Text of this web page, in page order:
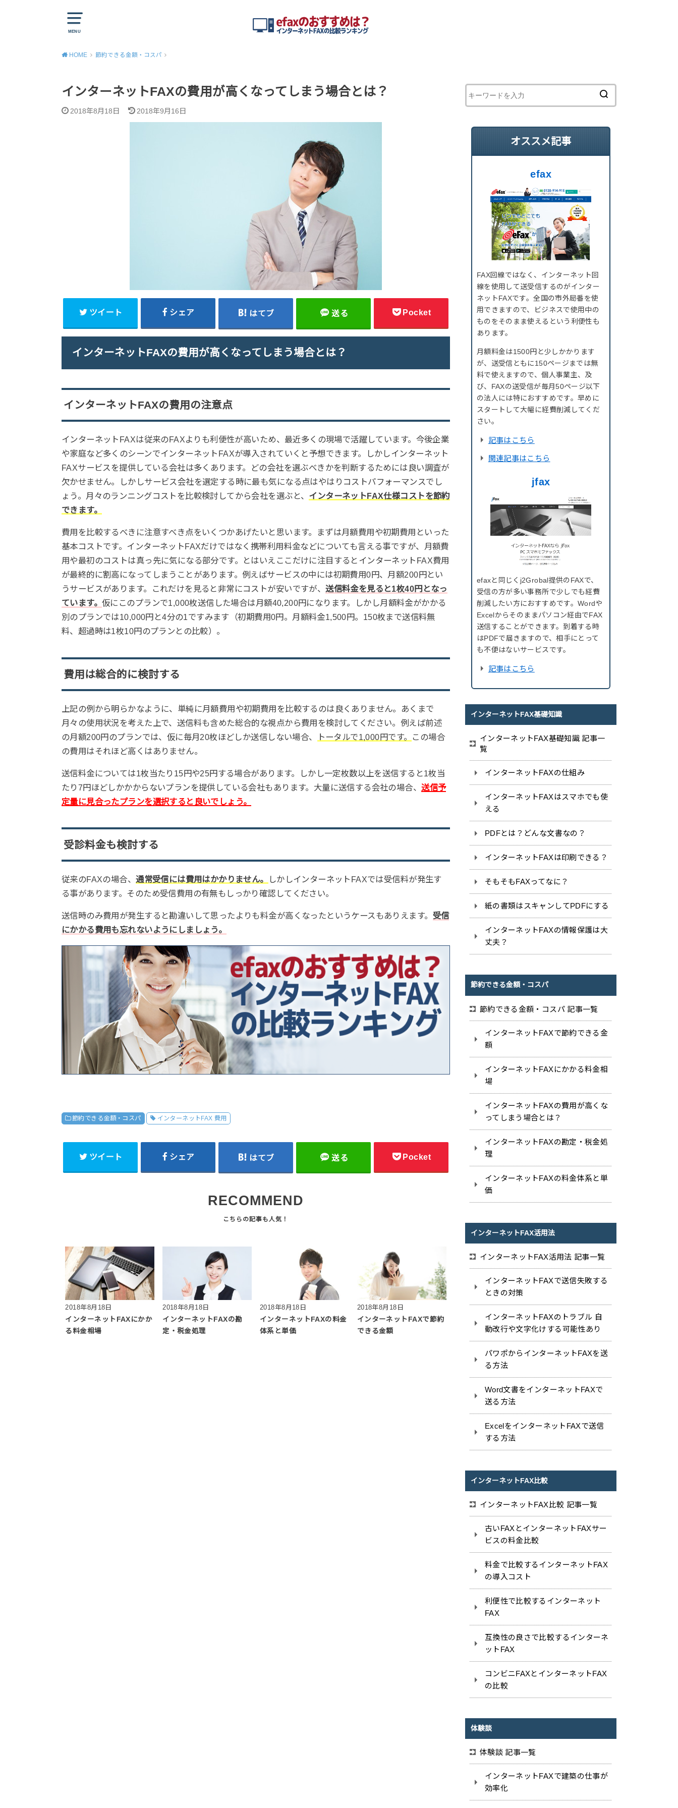
MENU
HOME 節約できる金額・コスパ
インターネットFAXの費用が高くなってしまう場合とは？
2018年8月18日 2018年9月16日
ツイート シェア はてブ 送る Pocket
インターネットFAXの費用が高くなってしまう場合とは？
インターネットFAXの費用の注意点
インターネットFAXは従来のFAXよりも利便性が高いため、最近多くの現場で活躍しています。今後企業
や家庭など多くのシーンでインターネットFAXが導入されていくと予想できます。しかしインターネット
FAXサービスを提供している会社は多くあります。どの会社を選ぶべきかを判断するためには良い調査が
欠かせません。しかしサービス会社を選定する時に最も気になる点はやはりコストパフォーマンスでし
ょう。月々のランニングコストを比較検討してから会社を選ぶと、 インターネットFAX仕様コストを節約
できます。
費用を比較するべきに注意すべき点をいくつかあげたいと思います。まずは月額費用や初期費用といった
基本コストです。インターネットFAXだけではなく携帯利用料金などについても言える事ですが、月額費
用や最初のコストは真っ先に気になる部分です。とはいえここだけに注目するとインターネットFAX費用
が最終的に割高になってしまうことがあります。例えばサービスの中には初期費用0円、月額200円とい
うサービスがあります。これだけを見ると非常にコストが安いですが、送信料金を見ると1枚40円となっ
ています。仮にこのプランで1,000枚送信した場合は月額40,200円になります。しかし月額料金がかかる
別のプランでは10,000円と4分の1ですみます（初期費用0円。月額料金1,500円。150枚まで送信料無
料、超過時は1枚10円のプランとの比較）。
費用は総合的に検討する
上記の例から明らかなように、単純に月額費用や初期費用を比較するのは良くありません。あくまで
月々の使用状況を考えた上で、送信料も含めた総合的な視点から費用を検討してください。例えば前述
の月額200円のプランでは、仮に毎月20枚ほどしか送信しない場合、
トータルで1,000円です。
この場合
の費用はそれほど高くはありません。
送信料金については1枚当たり15円や25円する場合があります。しかし一定枚数以上を送信すると1枚当
たり7円ほどしかかからないプランを提供している会社もあります。大量に送信する会社の場合、送信予
定量に見合ったプランを選択すると良いでしょう。
受診料金も検討する
従来のFAXの場合、通常受信には費用はかかりません。
しかしインターネットFAXでは受信料が発生す
る事があります。そのため受信費用の有無もしっかり確認してください。
送信時のみ費用が発生すると勘違いして思ったよりも料金が高くなったというケースもありえます。 受信
にかかる費用も忘れないようにしましょう。
節約できる金額・コスパ インターネットFAX 費用
ツイート シェア はてブ 送る Pocket
RECOMMEND
2018年8月18日
インターネットFAXにかか
る料金相場
2018年8月18日
インターネットFAXの勘
定・税金処理
2018年8月18日
インターネットFAXの料金
体系と単価
2018年8月18日
インターネットFAXで節約
できる金額
オススメ記事
efax
FAX回線ではなく、インターネット回
線を使用して送受信するのがインター
ネットFAXです。全国の市外局番を使
用できますので、ビジネスで使用中の
ものをそのまま使えるという利便性も
あります。
月額料金は1500円と少しかかります
が、送受信ともに150ページまでは無
料で使えますので、個人事業主、及
び、FAXの送受信が毎月50ページ以下
の法人には特におすすめです。早めに
スタートして大幅に経費削減してくだ
さい。
記事はこちら
関連記事はこちら
jfax
efaxと同じくj2Grobal提供のFAXで、
受信の方が多い事務所で少しでも経費
削減したい方におすすめです。Wordや
Excelからそのままパソコン経由でFAX
送信することができます。到着する時
はPDFで届きますので、相手にとって
も不便はないサービスです。
記事はこちら
インターネットFAX基礎知識
インターネットFAX基礎知識 記事一
覧
インターネットFAXの仕組み
インターネットFAXはスマホでも使
える
PDFとは？どんな文書なの？
インターネットFAXは印刷できる？
そもそもFAXってなに？
紙の書類はスキャンしてPDFにする
インターネットFAXの情報保護は大
丈夫？
節約できる金額・コスパ
節約できる金額・コスパ 記事一覧
インターネットFAXで節約できる金
額
インターネットFAXにかかる料金相
場
インターネットFAXの費用が高くな
ってしまう場合とは？
インターネットFAXの勘定・税金処
理
インターネットFAXの料金体系と単
価
インターネットFAX活用法
インターネットFAX活用法 記事一覧
インターネットFAXで送信失敗する
ときの対策
インターネットFAXのトラブル 自
動改行や文字化けする可能性あり
パワポからインターネットFAXを送
る方法
Word文書をインターネットFAXで
送る方法
ExcelをインターネットFAXで送信
する方法
インターネットFAX比較
インターネットFAX比較 記事一覧
古いFAXとインターネットFAXサー
ビスの料金比較
料金で比較するインターネットFAX
の導入コスト
利便性で比較するインターネット
FAX
互換性の良さで比較するインターネ
ットFAX
コンビニFAXとインターネットFAX
の比較
体験談
体験談 記事一覧
インターネットFAXで建築の仕事が
効率化